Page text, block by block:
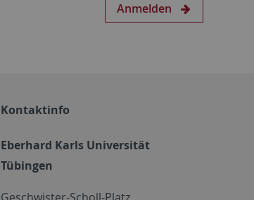
Anmelden
Kontaktinfo
Eberhard Karls Universität
Tübingen